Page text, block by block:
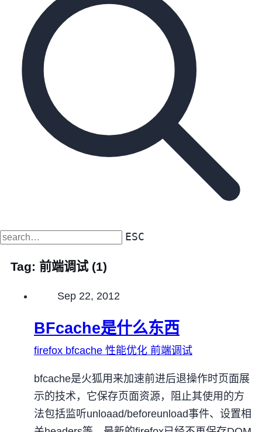
ESC
Tag: 前端调试 (1)
Published on
Sep 22, 2012
BFcache是什么东西
firefox bfcache 性能优化 前端调试
bfcache是火狐用来加速前进后退操作时页面展
示的技术，它保存页面资源，阻止其使用的方
法包括监听unloaad/beforeunload事件、设置相